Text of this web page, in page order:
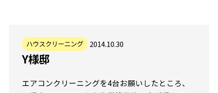
ハウスクリーニング 2014.10.30
Y様邸
エアコンクリーニングを4台お願いしたところ、